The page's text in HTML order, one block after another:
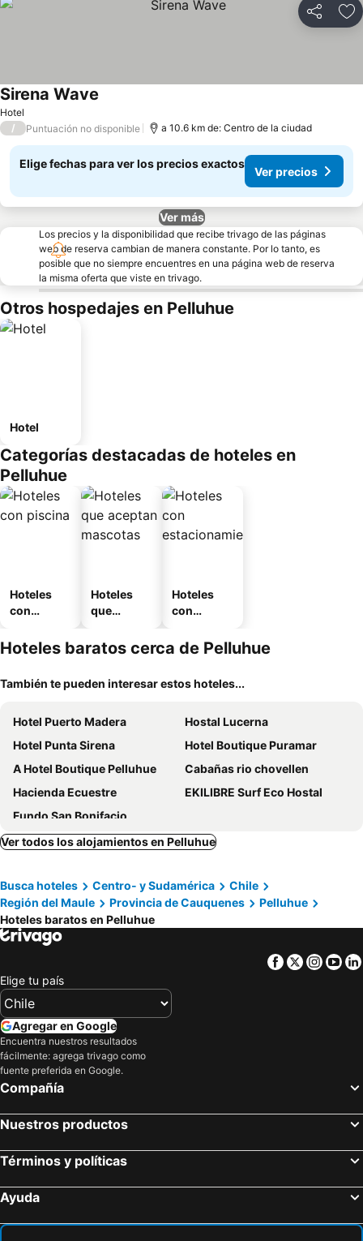
Compartir
Hotel
Sirena Wave
/ Puntuación no disponible a 10.6 km de: Centro de la ciudad
Elige fechas para ver los precios exactos
Ver precios
Ver más
Los precios y la disponibilidad que recibe trivago de las páginas
web de reserva cambian de manera constante. Por lo tanto, es
posible que no siempre encuentres en una página web de reserva
la misma oferta que viste en trivago.
Otros hospedajes en Pelluhue
Hotel
Categorías destacadas de hoteles en
Pelluhue
Hoteles
con
Hoteles
que
mascotas
Hoteles
con
miento
Hoteles baratos cerca de Pelluhue
También te pueden interesar estos hoteles...
Hotel Puerto Madera
Hostal Lucerna
Hotel Punta Sirena
Hotel Boutique Puramar
A Hotel Boutique Pelluhue
Cabañas rio chovellen
Hacienda Ecuestre
EKILIBRE Surf Eco Hostal
Fundo San Bonifacio
Ver todos los alojamientos en Pelluhue
Busca hoteles Centro- y Sudamérica
Chile
Región del Maule
Provincia de Cauquenes
Pelluhue
Hoteles baratos en Pelluhue
Facebook
Twitter
Elige tu país
Agregar en Google
Encuentra nuestros resultados
fácilmente: agrega trivago como
fuente preferida en Google.
Compañía
Nuestros productos
Términos y políticas
Ayuda